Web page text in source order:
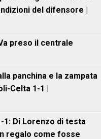
del difensore |
preso il centrale
panchina e la zampata
Celta 1-1 |
1: Di Lorenzo di testa
regalo come fosse